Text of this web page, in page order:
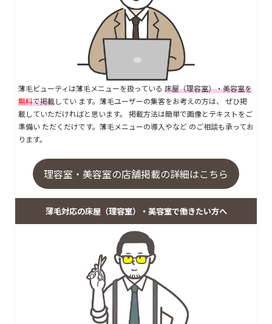
薄毛ビューティは薄毛メニューを扱っている 床屋（理容室）・美容室を
無料で掲載してい ます。薄毛ユーザーの集客をお考えの方は、 ぜひ掲
載していただければと思います。 掲載方法は簡単で画像とテキストをご
準備い ただくだけです。薄毛メニューの導入やなど のご相談も承ってお
ります。
理容室・美容室の店舗掲載の詳細はこちら
薄毛対応の床屋（理容室）・美容室で働きたい方へ